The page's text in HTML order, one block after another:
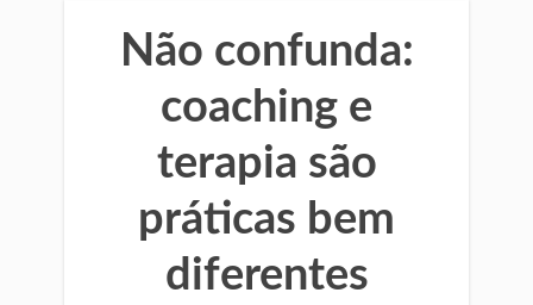
Não confunda:
coaching e
terapia são
práticas bem
diferentes